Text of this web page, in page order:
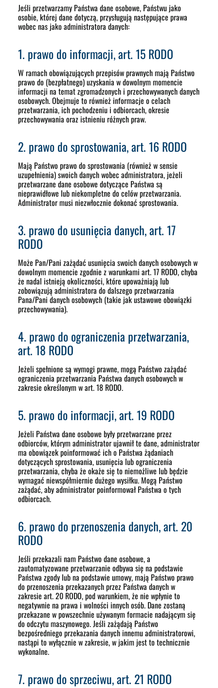
Jeśli przetwarzamy Państwa dane osobowe, Państwu jako
osobie, której dane dotyczą, przysługują następujące prawa
wobec nas jako administratora danych:
1. prawo do informacji, art. 15 RODO
W ramach obowiązujących przepisów prawnych mają Państwo
prawo do (bezpłatnego) uzyskania w dowolnym momencie
informacji na temat zgromadzonych i przechowywanych danych
osobowych. Obejmuje to również informacje o celach
przetwarzania, ich pochodzeniu i odbiorcach, okresie
przechowywania oraz istnieniu różnych praw.
2. prawo do sprostowania, art. 16 RODO
Mają Państwo prawo do sprostowania (również w sensie
uzupełnienia) swoich danych wobec administratora, jeżeli
przetwarzane dane osobowe dotyczące Państwa są
nieprawidłowe lub niekompletne do celów przetwarzania.
Administrator musi niezwłocznie dokonać sprostowania.
3. prawo do usunięcia danych, art. 17
RODO
Może Pan/Pani zażądać usunięcia swoich danych osobowych w
dowolnym momencie zgodnie z warunkami art. 17 RODO, chyba
że nadal istnieją okoliczności, które upoważniają lub
zobowiązują administratora do dalszego przetwarzania
Pana/Pani danych osobowych (takie jak ustawowe obowiązki
przechowywania).
4. prawo do ograniczenia przetwarzania,
art. 18 RODO
Jeżeli spełnione są wymogi prawne, mogą Państwo zażądać
ograniczenia przetwarzania Państwa danych osobowych w
zakresie określonym w art. 18 RODO.
5. prawo do informacji, art. 19 RODO
Jeżeli Państwa dane osobowe były przetwarzane przez
odbiorców, którym administrator ujawnił te dane, administrator
ma obowiązek poinformować ich o Państwa żądaniach
dotyczących sprostowania, usunięcia lub ograniczenia
przetwarzania, chyba że okaże się to niemożliwe lub będzie
wymagać niewspółmiernie dużego wysiłku. Mogą Państwo
zażądać, aby administrator poinformował Państwa o tych
odbiorcach.
6. prawo do przenoszenia danych, art. 20
RODO
Jeśli przekazali nam Państwo dane osobowe, a
zautomatyzowane przetwarzanie odbywa się na podstawie
Państwa zgody lub na podstawie umowy, mają Państwo prawo
do przenoszenia przekazanych przez Państwa danych w
zakresie art. 20 RODO, pod warunkiem, że nie wpłynie to
negatywnie na prawa i wolności innych osób. Dane zostaną
przekazane w powszechnie używanym formacie nadającym się
do odczytu maszynowego. Jeśli zażądają Państwo
bezpośredniego przekazania danych innemu administratorowi,
nastąpi to wyłącznie w zakresie, w jakim jest to technicznie
wykonalne.
7. prawo do sprzeciwu, art. 21 RODO